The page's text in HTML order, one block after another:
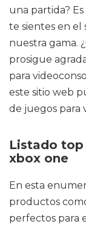
una partida?
te sientes en el
nuestra gama.
prosigue
para
este sitio web
de juegos para
Listado top
xbox one
En esta
productos
perfectos para